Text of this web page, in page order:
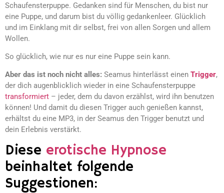
Schaufensterpuppe. Gedanken sind für Menschen, du bist nur
eine Puppe, und darum bist du völlig gedankenleer. Glücklich
und im Einklang mit dir selbst, frei von allen Sorgen und allem
Wollen.
So glücklich, wie nur es nur eine Puppe sein kann.
Aber das ist noch nicht alles: Seamus hinterlässt einen Trigger,
der dich augenblicklich wieder in eine Schaufensterpuppe
transformiert – jeder, dem du davon erzählst, wird ihn benutzen
können! Und damit du diesen Trigger auch genießen kannst,
erhältst du eine MP3, in der Seamus den Trigger benutzt und
dein Erlebnis verstärkt.
Diese erotische Hypnose
beinhaltet folgende
Suggestionen: